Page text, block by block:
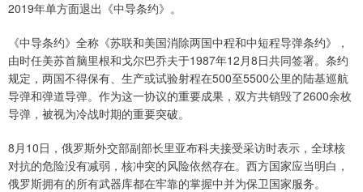
2019年单方面退出《中导条约》。
《中导条约》全称《苏联和美国消除两国中程和中短程导弹条约》，
由时任美苏首脑里根和戈尔巴乔夫于1987年12月8日共同签署。条约
规定，两国不得保有、生产或试验射程在500至5500公里的陆基巡航
导弹和弹道导弹。作为这一协议的重要成果，双方共销毁了2600余枚
导弹，被视为冷战时期的重要突破。
8月10日，俄罗斯外交部副部长里亚布科夫接受采访时表示，全球核
对抗的危险没有减弱，核冲突的风险依然存在。西方国家应当明白，
俄罗斯拥有的所有武器库都在牢靠的掌握中并为保卫国家服务。